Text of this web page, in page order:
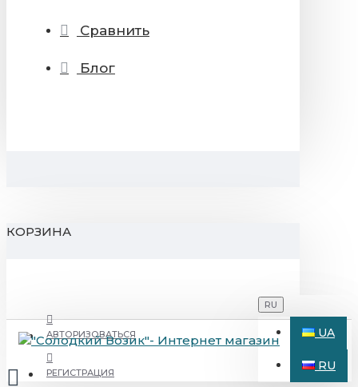
Сравнить
Блог
КОРЗИНА
АВТОРИЗОВАТЬСЯ
РЕГИСТРАЦИЯ
RU
UA
RU